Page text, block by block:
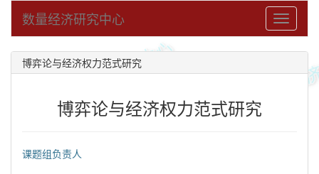
Toggle
数量经济研究中心
博弈论与经济权力范式研究
博弈论与经济权力范式研究
课题组负责人